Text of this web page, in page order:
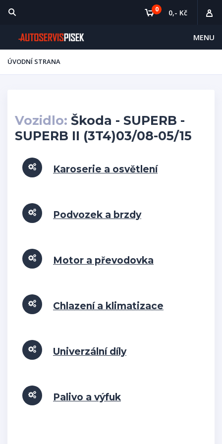
MENU
0 0,- Kč
ÚVODNÍ STRANA
Vozidlo: Škoda - SUPERB -
SUPERB II (3T4)03/08-05/15
Karoserie a osvětlení
Podvozek a brzdy
Motor a převodovka
Chlazení a klimatizace
Univerzální díly
Palivo a výfuk